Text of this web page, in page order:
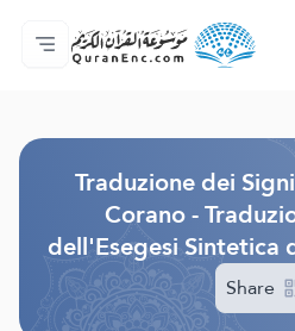
Home
Indice traduzioni
Audio
Servizi per sviluppatori
Sul progetto
Contattaci
Lingua
Traduzione dei
Corano -
dell'Esegesi Sintetica
Share